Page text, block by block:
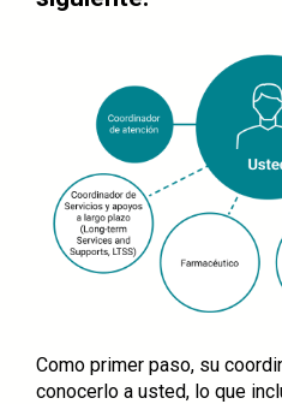
Como primer paso, su
conocerlo a usted, lo que